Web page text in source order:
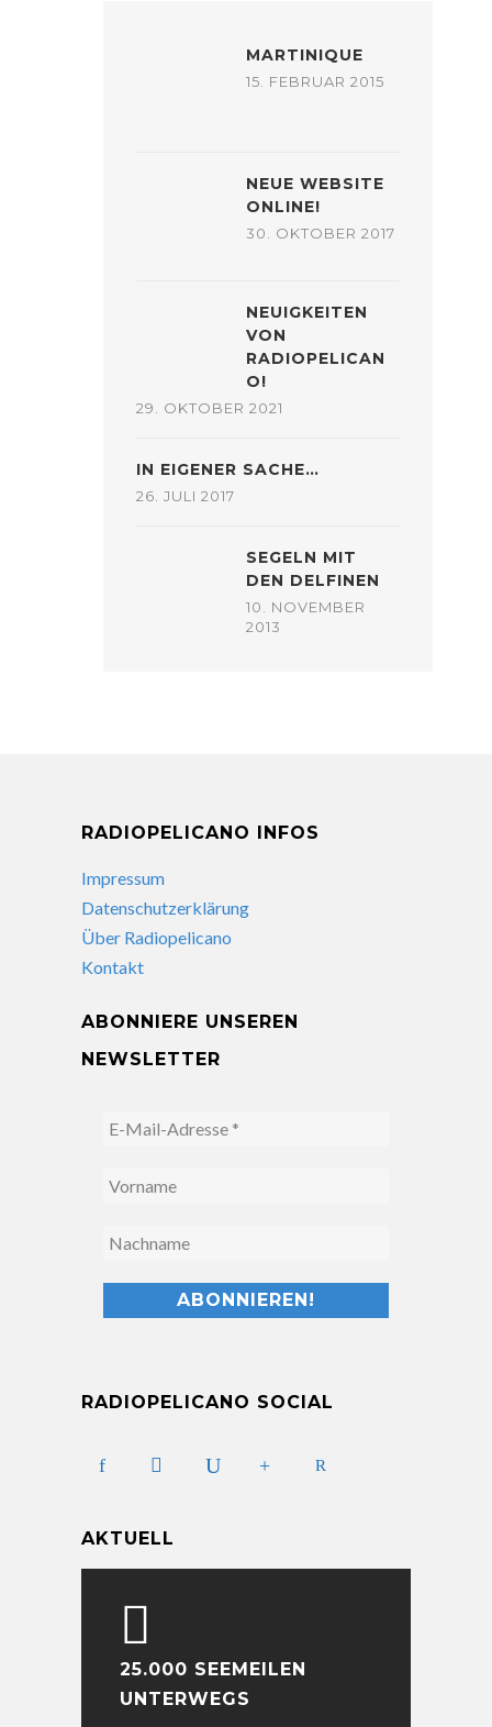
MARTINIQUE
15. FEBRUAR 2015
NEUE WEBSITE
ONLINE!
30. OKTOBER 2017
NEUIGKEITEN
VON
RADIOPELICAN
O!
29. OKTOBER 2021
IN EIGENER SACHE…
26. JULI 2017
SEGELN MIT
DEN DELFINEN
10. NOVEMBER
2013
RADIOPELICANO INFOS
Impressum
Datenschutzerklärung
Über Radiopelicano
Kontakt
ABONNIERE UNSEREN
NEWSLETTER
RADIOPELICANO SOCIAL
AKTUELL
25.000 SEEMEILEN
UNTERWEGS